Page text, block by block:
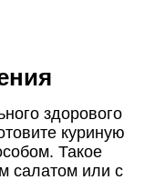
здорового
куриную
Такое
салатом или с